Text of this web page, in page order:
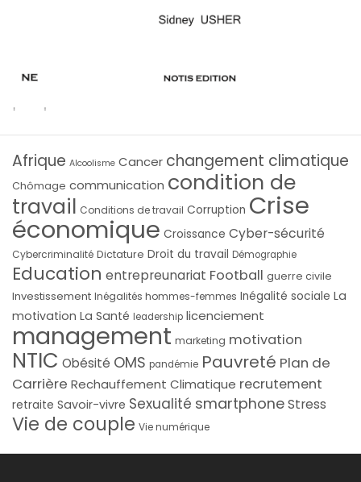
Afrique Alcoolisme Cancer changement climatique
Chômage communication condition de
travail Conditions de travail Corruption Crise
économique Croissance Cyber-sécurité
Cybercriminalité Dictature Droit du travail Démographie
Education entrepreunariat Football guerre civile
Investissement Inégalités hommes-femmes Inégalité sociale La
motivation La Santé leadership licenciement
management marketing motivation
NTIC Obésité OMS pandémie Pauvreté Plan de
Carrière Rechauffement Climatique recrutement
retraite Savoir-vivre Sexualité smartphoneStress
Vie de couple Vie numérique